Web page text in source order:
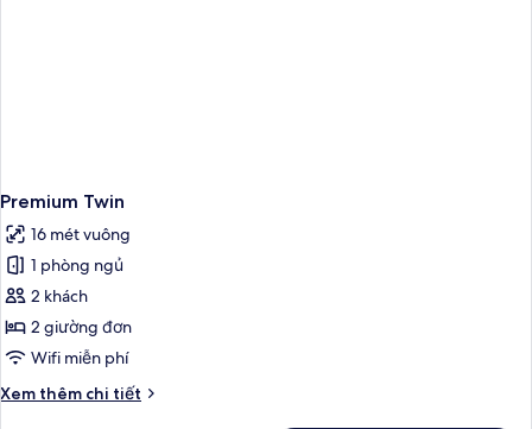
Premium Twin
16 mét vuông
1 phòng ngủ
2 khách
2 giường đơn
Wifi miễn phí
Xem thêm chi tiết
Chi